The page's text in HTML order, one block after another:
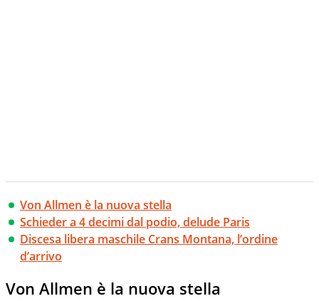
Von Allmen è la nuova stella
Schieder a 4 decimi dal podio, delude Paris
Discesa libera maschile Crans Montana, l’ordine
d’arrivo
Von Allmen è la nuova stella